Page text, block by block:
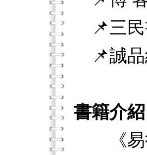
📌三民
📌誠品
書籍介紹
《易術